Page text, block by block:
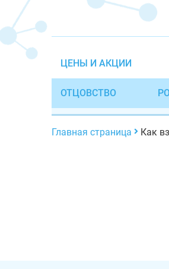
ЦЕНЫ И АКЦИИ
ОТЦОВСТВО
Главная страница Как